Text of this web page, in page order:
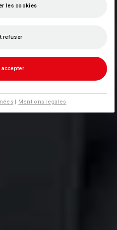
les cookies
refuser
accepter
| Mentions legales